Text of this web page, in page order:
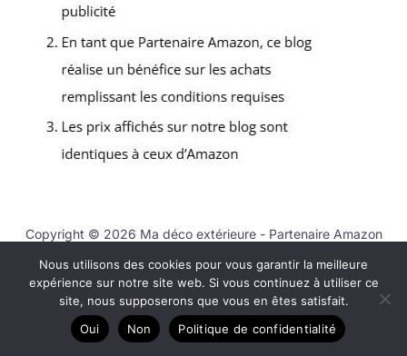
Copyright © 2026 Ma déco extérieure - Partenaire Amazon
A propos
Contact
Plan du site
Mentions légales
Nous utilisons des cookies pour vous garantir la meilleure
expérience sur notre site web. Si vous continuez à utiliser ce
site, nous supposerons que vous en êtes satisfait.
Oui
Non Politique de confidentialité